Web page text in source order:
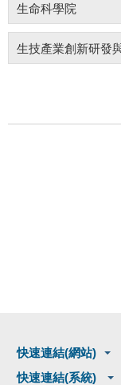
生命科學院
生技產業創新研發
快速連結(網站)
快速連結(系統)